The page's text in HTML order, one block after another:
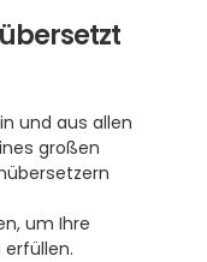
und aus allen
großen
um Ihre